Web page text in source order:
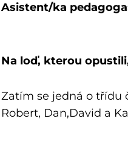
Asistent/ka pedagoga
Na loď, kterou
Zatím se jedná o třídu
Robert, Dan,David a